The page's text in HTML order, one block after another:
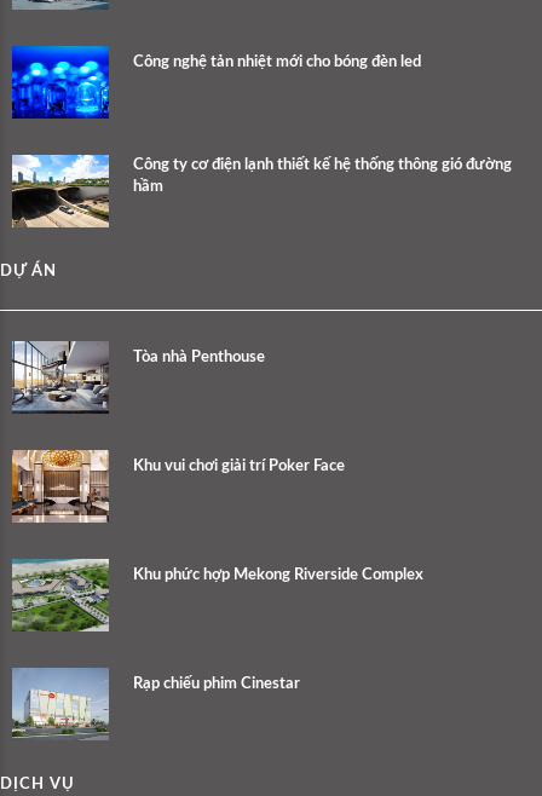
Công nghệ tản nhiệt mới cho bóng đèn led
Công ty cơ điện lạnh thiết kế hệ thống thông gió đường
hầm
DỰ ÁN
Tòa nhà Penthouse
Khu vui chơi giải trí Poker Face
Khu phức hợp Mekong Riverside Complex
Rạp chiếu phim Cinestar
DỊCH VỤ